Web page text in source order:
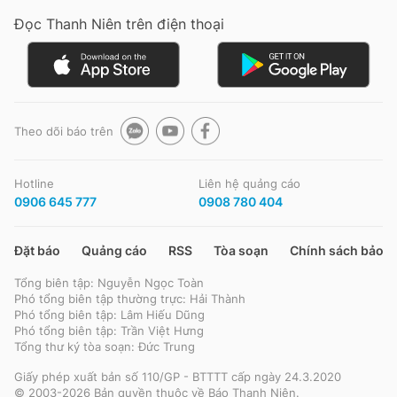
Đọc Thanh Niên trên điện thoại
Đặt báo Quảng cáo RSS
Tổng biên tập: Nguyễn Ngọc Toàn
Phó tổng biên tập thường trực: Hải Thành
Phó tổng biên tập: Lâm Hiếu Dũng
Tổng thư ký tòa soạn: Đức Trung
Đọc Thanh Niên trên điện thoại
Theo dõi báo trên
Hotline
0906 645 777
Liên hệ quảng cáo
0908 780 404
Đặt báo Quảng cáo RSS Tòa soạn Chính sách bảo
Tổng biên tập: Nguyễn Ngọc Toàn
Phó tổng biên tập thường trực: Hải Thành
Phó tổng biên tập: Lâm Hiếu Dũng
Phó tổng biên tập: Trần Việt Hưng
Tổng thư ký tòa soạn: Đức Trung
Giấy phép xuất bản số 110/GP - BTTTT cấp ngày 24.3.2020
© 2003-2026 Bản quyền thuộc về Báo Thanh Niên.